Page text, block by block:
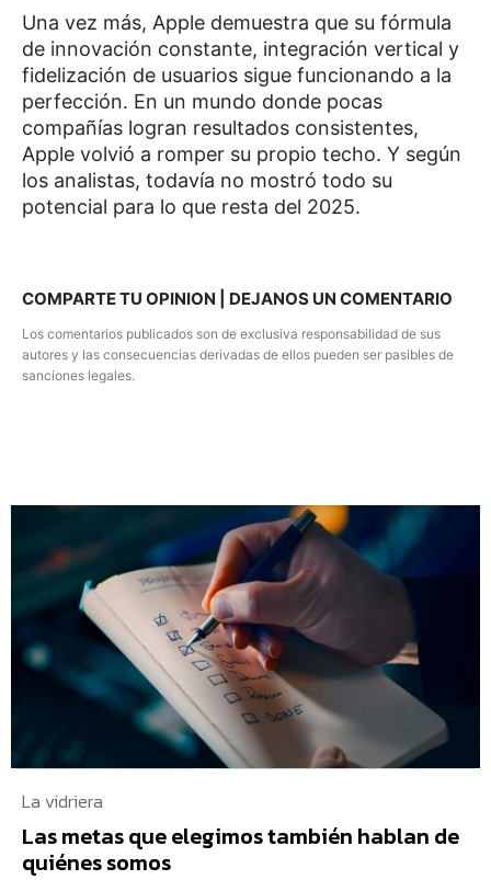
Una vez más, Apple demuestra que su fórmula
de innovación constante, integración vertical y
fidelización de usuarios sigue funcionando a la
perfección. En un mundo donde pocas
compañías logran resultados consistentes,
Apple volvió a romper su propio techo. Y según
los analistas, todavía no mostró todo su
potencial para lo que resta del 2025.
COMPARTE TU OPINION | DEJANOS UN COMENTARIO
Los comentarios publicados son de exclusiva responsabilidad de sus
autores y las consecuencias derivadas de ellos pueden ser pasibles de
sanciones legales.
La vidriera
Las metas que elegimos también hablan de
quiénes somos